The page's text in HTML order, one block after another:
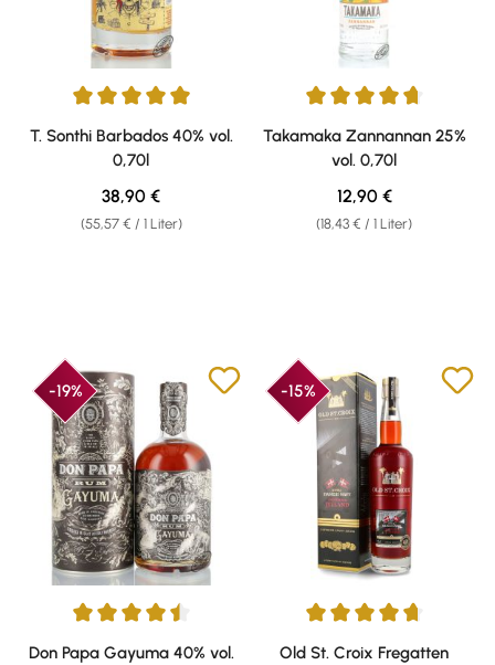
Durchschnittliche Bewertung von 5 von 5 Sternen
T. Sonthi Barbados 40% vol.
0,70l
(55,57 € / 1 Liter)
Regulärer Preis:
38,90 €
Durchschnittliche Bewertung
Takamaka Zannannan 25%
vol. 0,70l
(18,43 € / 1 Liter)
Regulärer Preis:
12,90 €
-19%
Durchschnittliche Bewertung von 4.62 von 5 Sternen
Don Papa Gayuma 40% vol.
-15%
Durchschnittliche Bewertung
Old St. Croix Fregatten